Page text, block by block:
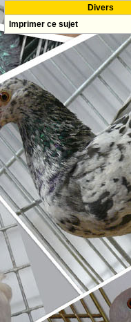
Divers
Imprimer ce sujet